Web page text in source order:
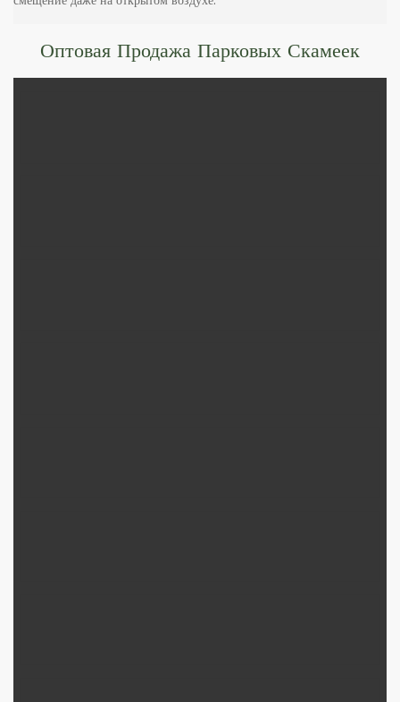
Оптовая Продажа Парковых Скамеек